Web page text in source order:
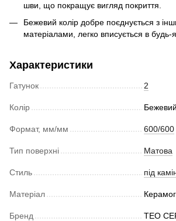
шви, що покращує вигляд покриття.
Бежевий колір добре поєднується з
матеріалами, легко вписується в будь-
Характеристики
Гатунок 2
Колір Бежевий
Формат, мм/мм 600/600
Тип поверхні Матова
Стиль під
Матеріал
Бренд TEO